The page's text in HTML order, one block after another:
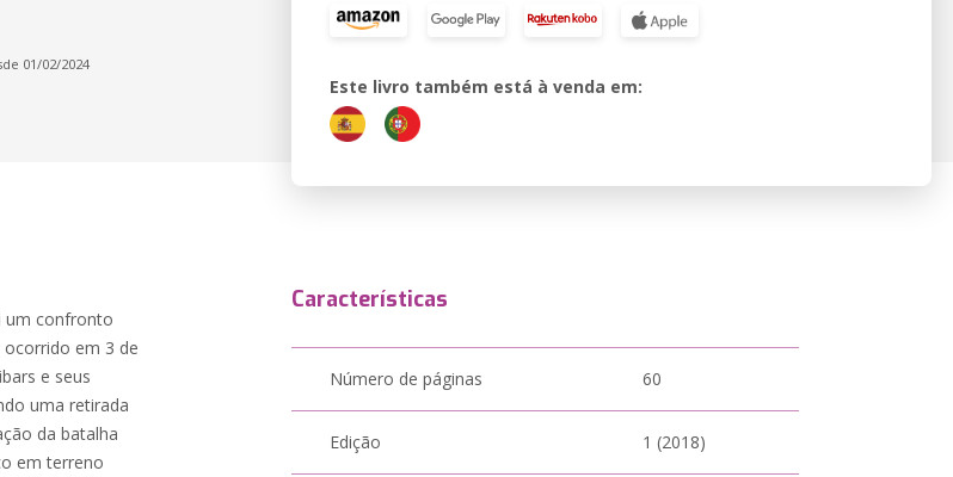
01/02/2024
Este livro também está à venda em:
em 3 de
e seus
uma retirada
da batalha
em terreno
Características
Número de páginas 60
Edição 1 (2018)